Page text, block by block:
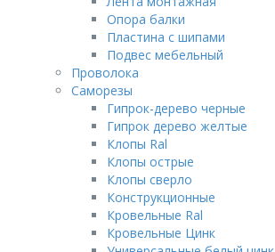
Опора балки
Пластина с шипами
Подвес мебельный
Проволока
Саморезы
Гипрок-дерево черные
Гипрок дерево желтые
Клопы Ral
Клопы острые
Клопы сверло
Конструкционные
Кровельные Ral
Кровельные Цинк